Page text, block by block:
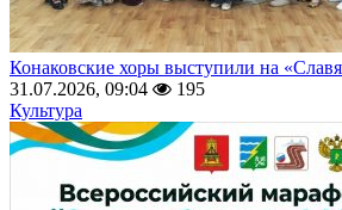
Конаковские хоры выступили на
31.07.2026, 09:04
195
Культура